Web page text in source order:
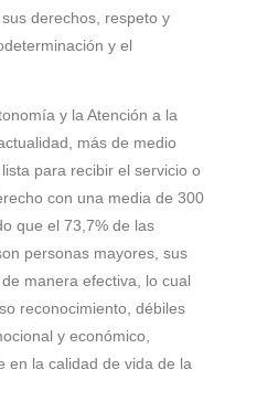
derechos, respeto y
y el
y la Atención a la
más de medio
para recibir el servicio o
con una media de 300
que el 73,7% de las
personas mayores, sus
manera efectiva, lo cual
reconocimiento, débiles
y económico,
en la calidad de vida de la